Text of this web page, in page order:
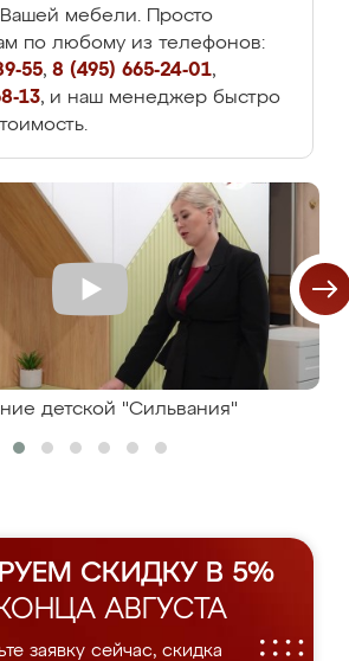
Вашей мебели. Просто
по любому из телефонов:
55, 8 (495) 665-24-01,
13, и наш менеджер быстро
детской "Сильвания"
СКИДКУ В 5%
АВГУСТА
заявку сейчас, скидка